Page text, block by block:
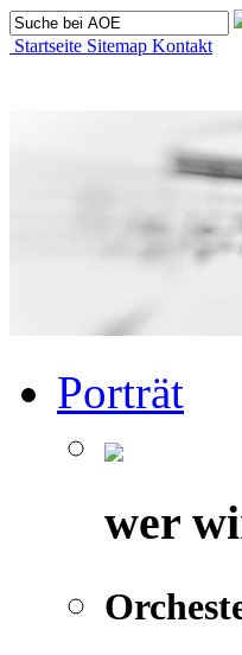
Startseite Sitemap Kontakt
Porträt
wer